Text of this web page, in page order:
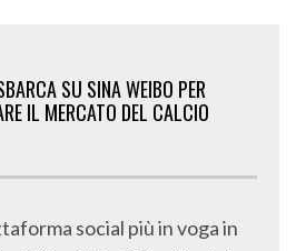
SU SINA WEIBO PER
IL MERCATO DEL CALCIO
social più in voga in